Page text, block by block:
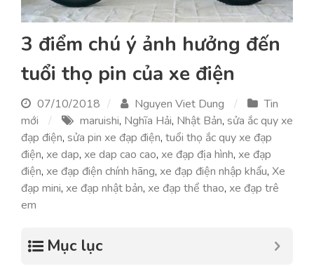
3 điểm chú ý ảnh hưởng đến
tuổi thọ pin của xe điện
07/10/2018 Nguyen Viet Dung
Tin
mới
maruishi, Nghĩa Hải, Nhật Bản, sửa ắc quy xe
đạp điện, sửa pin xe đạp điện, tuổi thọ ắc quy xe đạp
điện, xe dap, xe dap cao cao, xe đạp địa hình, xe đạp
điện, xe đạp điện chính hãng, xe đạp điện nhập khẩu, Xe
đạp mini, xe đạp nhật bản, xe đạp thể thao, xe đạp trê
em
Mục lục